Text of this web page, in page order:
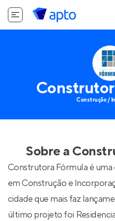
Construção /
Sobre a
Construtora Fórmula é uma
em Construção e
cidade que mais faz
último projeto foi